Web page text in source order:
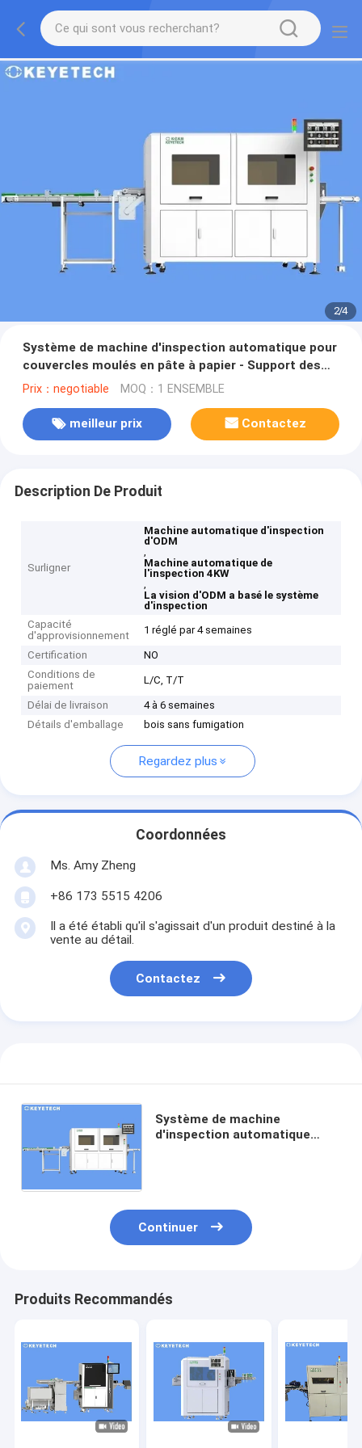
2/4
Système de machine d'inspection automatique pour
couvercles moulés en pâte à papier - Support des
fonctions IHM
Prix：negotiable MOQ：1 ENSEMBLE
meilleur prix Contactez
Description De Produit
Surligner
Machine automatique d'inspection
d'ODM
,
Machine automatique de
l'inspection 4KW
,
La vision d'ODM a basé le système
d'inspection
Capacité
d'approvisionnement
1 réglé par 4 semaines
Certification
NO
Conditions de
paiement
L/C, T/T
Délai de livraison
4 à 6 semaines
Détails d'emballage
bois sans fumigation
Regardez plus
Coordonnées
Ms. Amy Zheng
+86 173 5515 4206
Il a été établi qu'il s'agissait d'un produit destiné à la
vente au détail.
Contactez
Système de machine
d'inspection automatique
Continuer
Produits Recommandés